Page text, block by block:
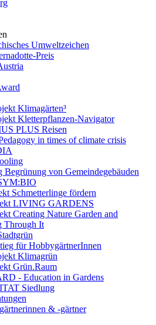
Umweltzeichen
Preis
Klimagärten³
Kletterpflanzen-Navigator
PLUS Reisen
in times of climate crisis
Begrünung von Gemeindegebäuden
Schmetterlinge fördern
LIVING GARDENS
Creating Nature Garden and
Through It
für HobbygärtnerInnen
Klimagrün
Grün.Raum
- Education in Gardens
Siedlung
& -gärtner